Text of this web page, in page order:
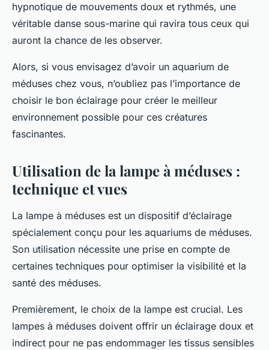
hypnotique de mouvements doux et rythmés, une
véritable danse sous-marine qui ravira tous ceux qui
auront la chance de les observer.
Alors, si vous envisagez d’avoir un aquarium de
méduses chez vous, n’oubliez pas l’importance de
choisir le bon éclairage pour créer le meilleur
environnement possible pour ces créatures
fascinantes.
Utilisation de la lampe à méduses :
technique et vues
La lampe à méduses est un dispositif d’éclairage
spécialement conçu pour les aquariums de méduses.
Son utilisation nécessite une prise en compte de
certaines techniques pour optimiser la visibilité et la
santé des méduses.
Premièrement, le choix de la lampe est crucial. Les
lampes à méduses doivent offrir un éclairage doux et
indirect pour ne pas endommager les tissus sensibles